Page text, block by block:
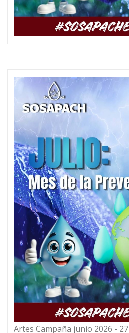
Artes Campaña junio 2026 - 27